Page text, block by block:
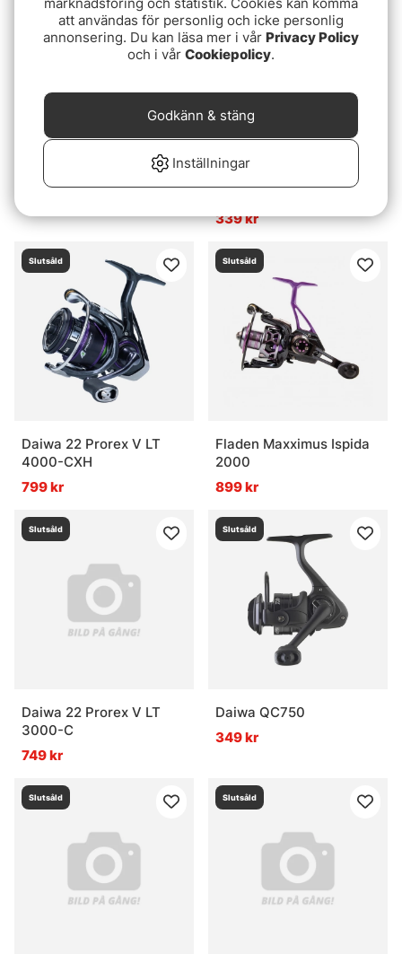
Shimano Stradic CI4+ RA
Fladen Maxximus
339 kr
Slutsåld
Daiwa 22 Prorex V LT
4000-CXH
799 kr
Slutsåld
Fladen Maxximus Ispida
2000
899 kr
Slutsåld
Daiwa 22 Prorex V LT
3000-C
749 kr
Slutsåld
Daiwa QC750
349 kr
Slutsåld Slutsåld
att användas för personlig och icke personlig
annonsering. Du kan läsa mer i vår Privacy Policy
och i vår Cookiepolicy.
Inställningar
Godkänn & stäng